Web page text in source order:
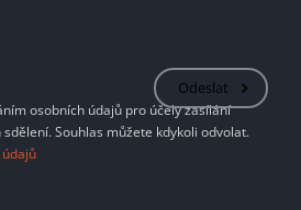
Odeslat
osobních údajů pro účely zasílání
Souhlas můžete kdykoli odvolat.